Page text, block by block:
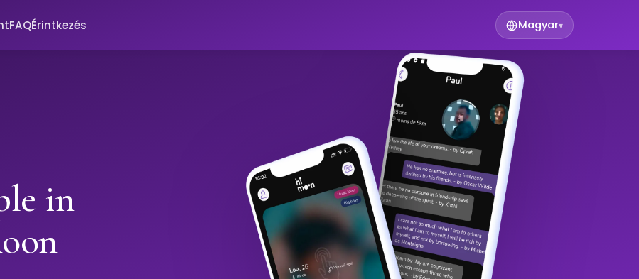
FAQÉrintkezés Magyar▾
in